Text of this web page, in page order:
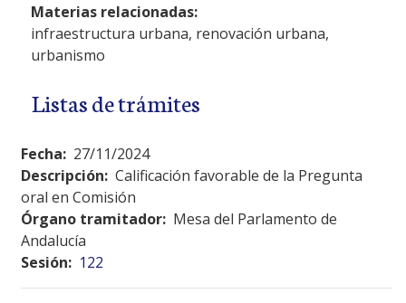
Materias relacionadas:
infraestructura urbana, renovación urbana,
urbanismo
Listas de trámites
Fecha: 27/11/2024
Descripción: Calificación favorable de la Pregunta
oral en Comisión
Órgano tramitador: Mesa del Parlamento de
Andalucía
Sesión: 122